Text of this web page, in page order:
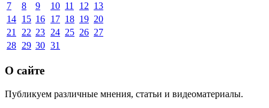
7
8 9 10 11 12 13
14 15 16 17 18 19 20
21
22 23 24 25 26 27
28 29 30 31
О сайте
Публикуем различные мнения, статьи и видеоматериалы.